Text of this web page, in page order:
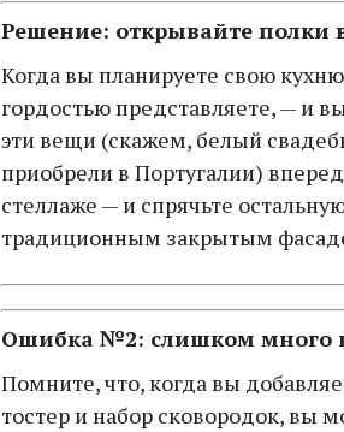
Решение: открывайте полки
Когда вы планируете свою
гордостью представляете, — и
эти вещи (скажем, белый
приобрели в Португалии)
стеллаже — и спрячьте
традиционным закрытым
Ошибка №2: слишком много
Помните, что, когда вы
тостер и набор сковородок, вы